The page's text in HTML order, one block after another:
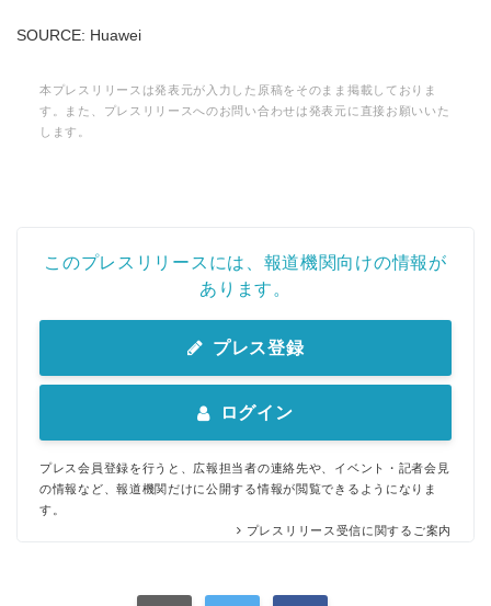
SOURCE: Huawei
本プレスリリースは発表元が入力した原稿をそのまま掲載しておりま
す。また、プレスリリースへのお問い合わせは発表元に直接お願いいた
します。
このプレスリリースには、報道機関向けの情報が
あります。
プレス登録
ログイン
プレス会員登録を行うと、広報担当者の連絡先や、イベント・記者会見
の情報など、報道機関だけに公開する情報が閲覧できるようになりま
す。
プレスリリース受信に関するご案内